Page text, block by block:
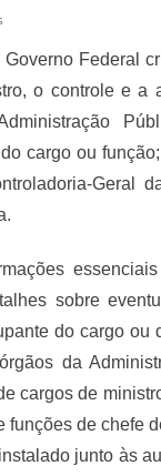
Governo Federal
o controle e a
cargo ou
Geral
sobre
do cargo ou
da
cargos de
funções de chefe
junto às